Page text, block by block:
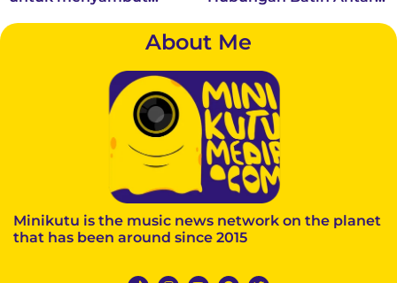
About Me
Minikutu is the music news network on the planet
that has been around since 2015